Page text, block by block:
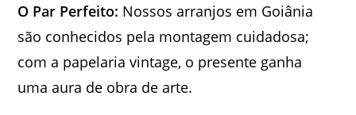
O Par Perfeito: Nossos arranjos em Goiânia
são conhecidos pela montagem cuidadosa;
com a papelaria vintage, o presente ganha
uma aura de obra de arte.